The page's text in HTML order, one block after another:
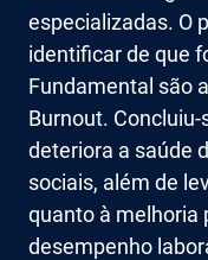
especializadas. O
identificar de que
Fundamental são
Burnout.
deteriora a saúde
sociais, além de
quanto à melhoria
desempenho